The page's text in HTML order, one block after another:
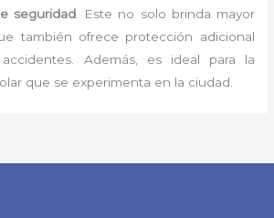
seguridad. Este no solo brinda mayor
también ofrece protección adicional
Además, es ideal para la
que se experimenta en la ciudad.